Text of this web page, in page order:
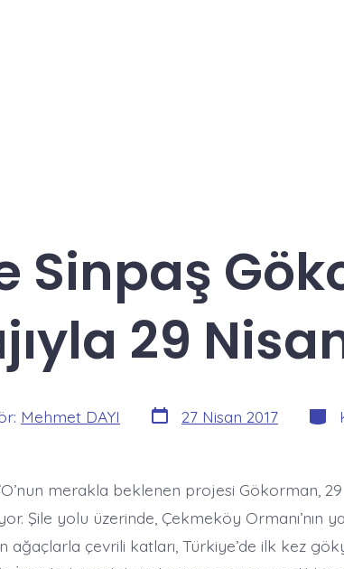
Sinpaş
29
Mehmet DAYI Yazı
tarihi
27 Nisan 2017
merakla beklenen projesi Gökorman,
Şile yolu üzerinde, Çekmeköy Ormanı’nın
ağaçlarla çevrili katları, Türkiye’de ilk kez